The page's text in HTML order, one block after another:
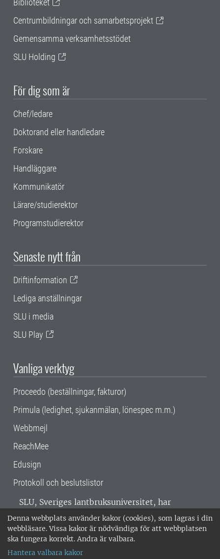
Denna webbplats använder kakor (cookies), som lagras i din
webbläsare. Vissa kakor är nödvändiga för att webbplatsen
ska fungera korrekt. Andra är valbara.
Hantera valbara kakor
Biblioteket
Centrumbildningar och samarbetsprojekt
Gemensamma verksamhetsstödet
SLU Holding
För dig som är
Chef/ledare
Doktorand eller handledare
Forskare
Handläggare
Kommunikatör
Lärare/studierektor
Programstudierektor
Senaste nytt från
Driftinformation
Lediga anställningar
SLU i media
SLU Play
Vanliga verktyg
Proceedo (beställningar, fakturor)
Primula (ledighet, sjukanmälan, lönespec m.m.)
Webbmejl
ReachMee
Edusign
Protokoll och beslutslistor
SLU, Sveriges lantbruksuniversitet, har
verksamhet över hela Sverige. Huvudorter är
Alnarp, Uppsala och Umeå.SLU är
miljöcertifierat enligt ISO 14001. •
018-67 10 00 • Org nr: 202100-2817 •